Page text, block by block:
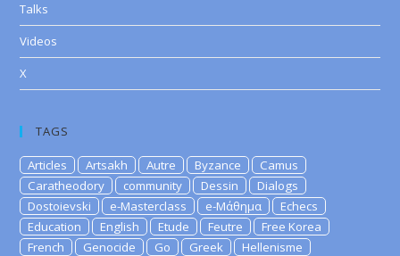
Talks
Videos
X
TAGS
Articles Artsakh Autre Byzance
Camus
Caratheodory
community Dessin
Dialogs
Dostoievski
e-Masterclass e-Μάθημα
Echecs
Education
English Etude Feutre
Free Korea
French
Genocide Go Greek
Hellenisme